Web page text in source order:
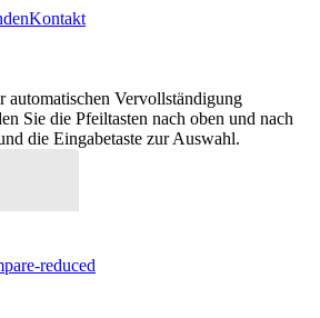
Kontakt
automatischen Vervollständigung
Sie die Pfeiltasten nach oben und nach
die Eingabetaste zur Auswahl.